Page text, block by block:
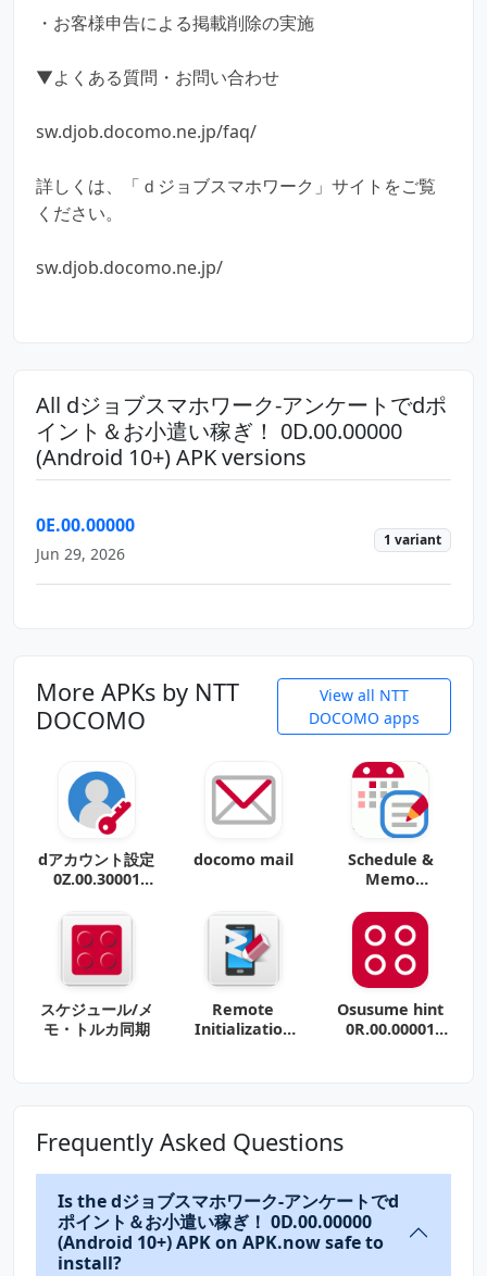
・お客様申告による掲載削除の実施
▼よくある質問・お問い合わせ
sw.djob.docomo.ne.jp/faq/
詳しくは、「ｄジョブスマホワーク」サイトをご覧
ください。
sw.djob.docomo.ne.jp/
All dジョブスマホワーク-アンケートでdポ
イント＆お小遣い稼ぎ！ 0D.00.00000
(Android 10+) APK versions
0E.00.00000
Jun 29, 2026
1 variant
More APKs by NTT
DOCOMO
View all NTT
DOCOMO apps
dアカウント設定
0Z.00.30001
docomo mail
Schedule &
Memo
スケジュール/メ
モ・トルカ同期
Remote
Initialization
Osusume hint
0R.00.00001
Frequently Asked Questions
Is the dジョブスマホワーク-アンケートでd
ポイント＆お小遣い稼ぎ！ 0D.00.00000
(Android 10+) APK on APK.now safe to
install?